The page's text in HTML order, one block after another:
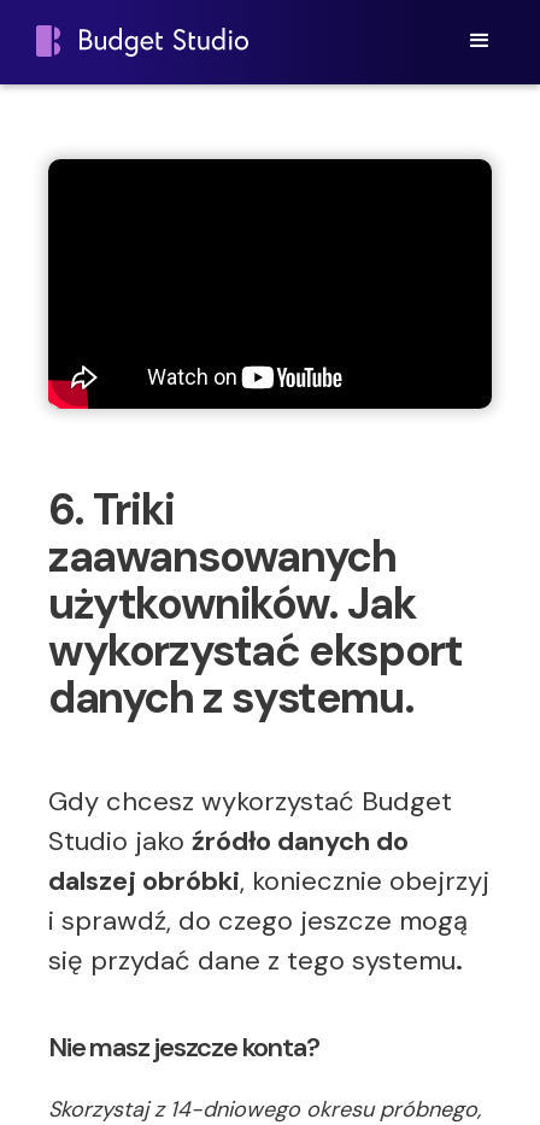
6. Triki
zaawansowanych
użytkowników. Jak
wykorzystać eksport
danych z systemu.
Gdy chcesz wykorzystać Budget
Studio jako źródło danych do
dalszej obróbki, koniecznie obejrzyj
i sprawdź, do czego jeszcze mogą
się przydać dane z tego systemu.
Nie masz jeszcze konta?
Skorzystaj z 14-dniowego okresu próbnego,